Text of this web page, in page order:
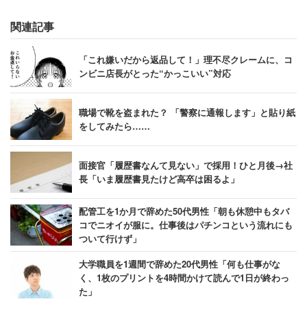
このように学習系動画には様々な良さがありますが「対面
授業でないとできないもの」もあります。それぞれの特徴
を踏まえて、目の前にいる子どもたちにどのようなアプロ
ーチが最適かを模索する必要があると思います。
さらに今後は学習系動画と対面授業の良いところを合わせ
たハイブリッドな時代になりそうです。例えば予備校や塾
の先生の授業の動画を学校の先生と生徒が見て、学校の先
生がその内容を子どもたちに落とし込んだり、考えさせた
りするというように、それぞれの良い側面を柔軟に取り入
れる時代になっていくのではないでしょうか。
今はちょうどその走り出しの時期で、学校や教育産業もそ
れぞれが試行錯誤している状態です。保護者も子どもたち
自身も、学習系動画アプリなどITを使った教育サービスに
関連記事
「これ嫌いだから返品して！」理不尽クレームに、コ
ンビニ店長がとった“かっこいい”対応
職場で靴を盗まれた？ 「警察に通報します」と貼り紙
をしてみたら……
面接官「履歴書なんて見ない」で採用！ひと月後→社
長「いま履歴書見たけど高卒は困るよ」
配管工を1か月で辞めた50代男性「朝も休憩中もタバ
コでニオイが服に。仕事後はパチンコという流れにも
ついて行けず」
大学職員を1週間で辞めた20代男性「何も仕事がな
く、1枚のプリントを4時間かけて読んで1日が終わっ
た」